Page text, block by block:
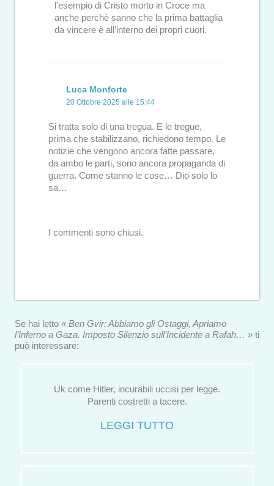
l’esempio di Cristo morto in Croce ma
anche perchè sanno che la prima battaglia
da vincere è all’interno dei propri cuori.
Luca Monforte
20 Ottobre 2025 alle 15:44
Si tratta solo di una tregua. E le tregue,
prima che stabilizzano, richiedono tempo. Le
notizie che vengono ancora fatte passare,
da ambo le parti, sono ancora propaganda di
guerra. Come stanno le cose… Dio solo lo
sa…
I commenti sono chiusi.
Se hai letto « Ben Gvir: Abbiamo gli Ostaggi, Apriamo
l’Inferno a Gaza. Imposto Silenzio sull’Incidente a Rafah… » ti
può interessare:
Uk come Hitler, incurabili uccisi per legge.
Parenti costretti a tacere.
LEGGI TUTTO